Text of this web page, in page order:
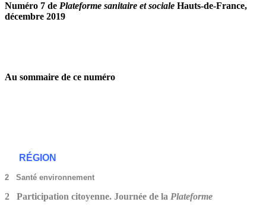
Numéro 7 de Plateforme sanitaire et sociale Hauts-de-France,
décembre 2019
Au sommaire de ce numéro
RÉGION
2 Santé environnement
2 Participation citoyenne. Journée de la Plateforme